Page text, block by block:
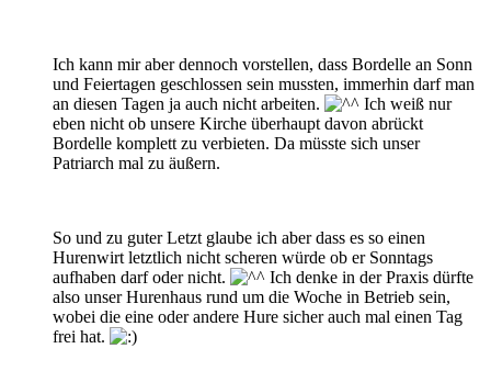
Ich kann mir aber dennoch vorstellen, dass Bordelle an Sonn
und Feiertagen geschlossen sein mussten, immerhin darf man
an diesen Tagen ja auch nicht arbeiten.
Ich weiß nur
eben nicht ob unsere Kirche überhaupt davon abrückt
Bordelle komplett zu verbieten. Da müsste sich unser
Patriarch mal zu äußern.
So und zu guter Letzt glaube ich aber dass es so einen
Hurenwirt letztlich nicht scheren würde ob er Sonntags
aufhaben darf oder nicht.
Ich denke in der Praxis dürfte
also unser Hurenhaus rund um die Woche in Betrieb sein,
wobei die eine oder andere Hure sicher auch mal einen Tag
frei hat.